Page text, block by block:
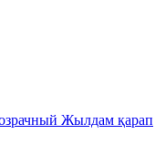
Жылдам қарап